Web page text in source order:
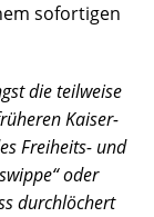
sofortigen
die teilweise
Kaiser-
Freiheits- und
oder
durchlöchert